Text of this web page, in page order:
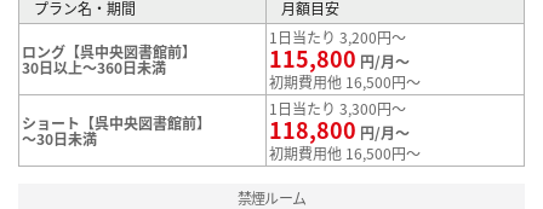
プラン名・期間 月額目安
ロング【呉中央図書館前】
30日以上～360日未満
1日当たり 3,200円～
115,800 円/月～
初期費用他 16,500円～
ショート【呉中央図書館前】
～30日未満
1日当たり 3,300円～
118,800 円/月～
初期費用他 16,500円～
禁煙ルーム